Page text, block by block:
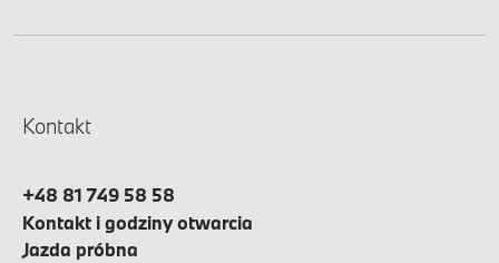
Kontakt
+48 81 749 58 58
Kontakt i godziny otwarcia
Jazda próbna